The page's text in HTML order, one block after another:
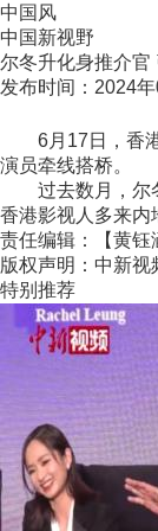
中国风
中国新视野
尔冬升化身推介官
发布时间：2024
6月17日，香港
演员牵线搭桥。
过去数月，尔冬
香港影视人多来内
责任编辑：【黄钰
版权声明：中新
特别推荐